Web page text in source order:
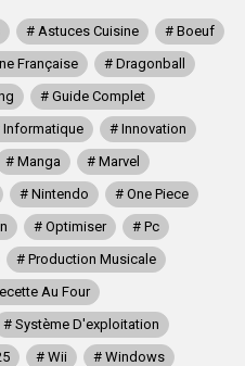
Astuces Cuisine
Boeuf
Française
Dragonball
Guide Complet
Informatique
Innovation
Manga
Marvel
Nintendo
One Piece
Optimiser
Pc
Production Musicale
Au Four
Système D'exploitation
Wii Windows